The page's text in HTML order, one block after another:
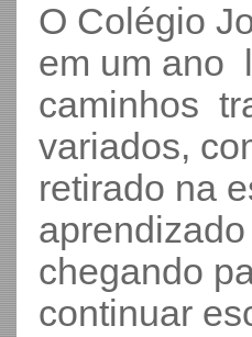
O Colégio
em um ano
caminhos
variados,
retirado na
chegando
continuar